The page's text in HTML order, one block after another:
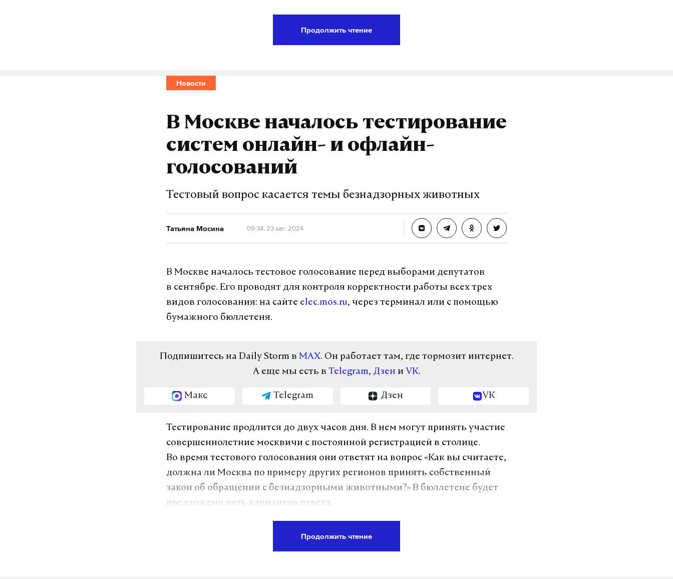
Станция продолжает работу от основной линии. Нарушений пределов
и условий безопасности не зафиксировано, персонал готов
Экспертов Международного агентства по атомной энергии (МАГАТЭ)
Ранее президент России Владимир Путин сообщил, что в МАГАТЭ знают
об атаках на атомную станцию. Агентство обещало прислать
специалистов для оценки ситуации на Курской АЭС.
дрон #курская аэс #запорожская аэс
Продолжить чтение
Новости
В Москве началось тестирование
систем онлайн- и офлайн-
голосований
Тестовый вопрос касается темы безнадзорных животных
Татьяна Мосина 09:34, 23 авг. 2024
В Москве началось тестовое голосование перед выборами депутатов
в сентябре. Его проводят для контроля корректности работы всех трех
видов голосования: на сайте elec.mos.ru, через терминал или с помощью
бумажного бюллетеня.
Подпишитесь на Daily Storm в MAX. Он работает там, где тормозит интернет.
А еще мы есть в Telegram, Дзен и VK.
Макс Telegram Дзен VK
Тестирование продлится до двух часов дня. В нем могут принять участие
совершеннолетние москвичи с постоянной регистрацией в столице.
Во время тестового голосования они ответят на вопрос «Как вы считаете,
должна ли Москва по примеру других регионов принять собственный
закон об обращении с безнадзорными животными?» В бюллетене будет
предложено пять вариантов ответа.
(если есть полная учетная запись на mos.ru), а также в терминале
Продолжить чтение